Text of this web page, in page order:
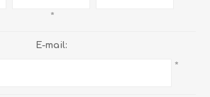
*
E-mail:
*